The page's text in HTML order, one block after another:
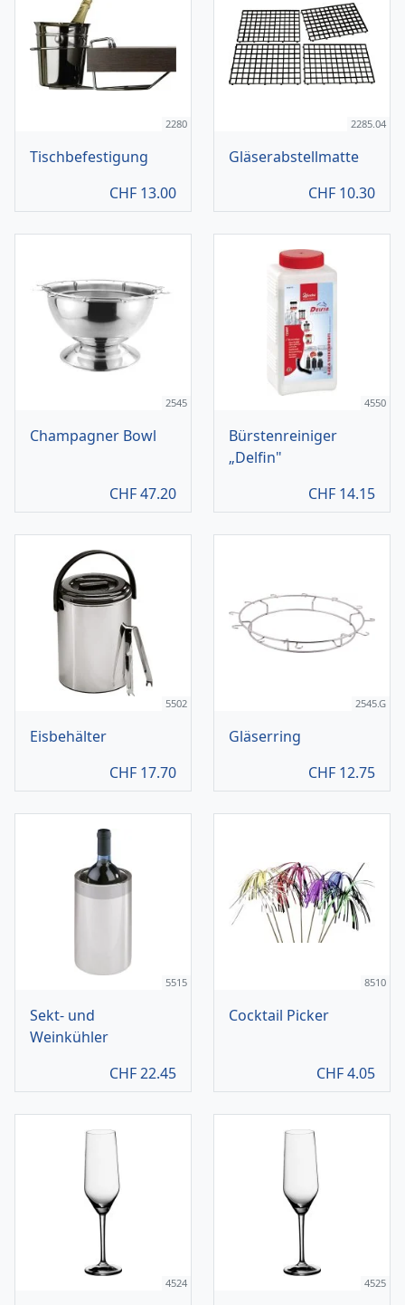
2280
Tischbefestigung
CHF 13.00
2285.04
Gläserabstellmatte
CHF 10.30
2545
Champagner Bowl
CHF47.20
4550
Bürstenreiniger
„Delfin"
CHF 14.15
5502
Eisbehälter
CHF 17.70
2545.G
Gläserring
CHF 12.75
5515
Sekt- und
Weinkühler
CHF22.45
8510
Cocktail Picker
CHF4.05
4524 4525